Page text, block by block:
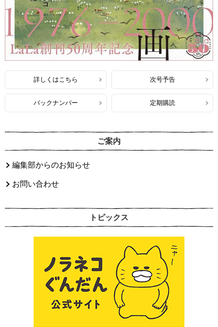
詳しくはこちら 次号予告
バックナンバー 定期購読
ご案内
編集部からのお知らせ
お問い合わせ
トピックス